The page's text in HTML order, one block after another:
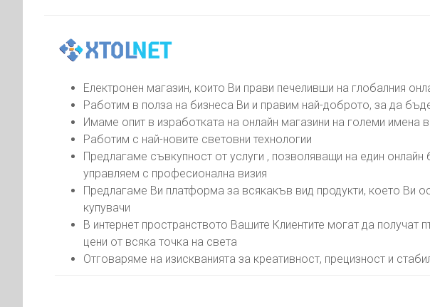
Електронен магазин, които Ви прави печеливши на глобалния
Работим в полза на бизнеса Ви и правим най-доброто, за да
Имаме опит в изработката на онлайн магазини на големи имена
Работим с най-новите световни технологии
Предлагаме съвкупност от услуги , позволяващи на един
управляем с професионална визия
Предлагаме Ви платформа за всякакъв вид продукти, което Ви
купувачи
В интернет пространството Вашите Клиентите могат да
цени от всяка точка на света
Отговаряме на изискванията за креативност, прецизност и